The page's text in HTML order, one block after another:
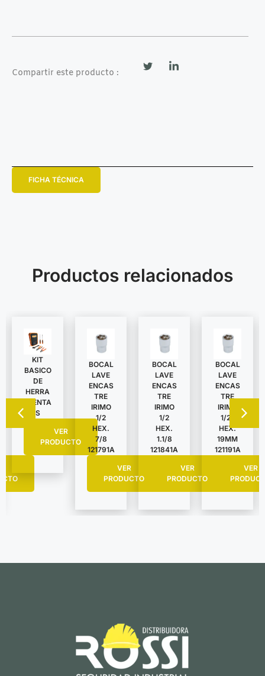
Compartir este producto :
FICHA TÉCNICA
Productos relacionados
KIT
BASICO
DE
HERRA
MIENTA
S
VER
PRODUCTO
BOCAL
LAVE
ENCAS
TRE
IRIMO
1/2
HEX.
7/8
121791A
VER
PRODUCTO
BOCAL
LAVE
ENCAS
TRE
IRIMO
1/2
HEX.
1.1/8
121841A
VER
PRODUCTO
BOCAL
LAVE
ENCAS
TRE
IRIMO
1/2″
HEX.
19MM
121191A
VER